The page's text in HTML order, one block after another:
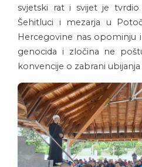
svjetski rat i svijet je tvrdio
Šehitluci i mezarja u
Hercegovine nas opominju
genocida i zločina ne
konvencije o zabrani